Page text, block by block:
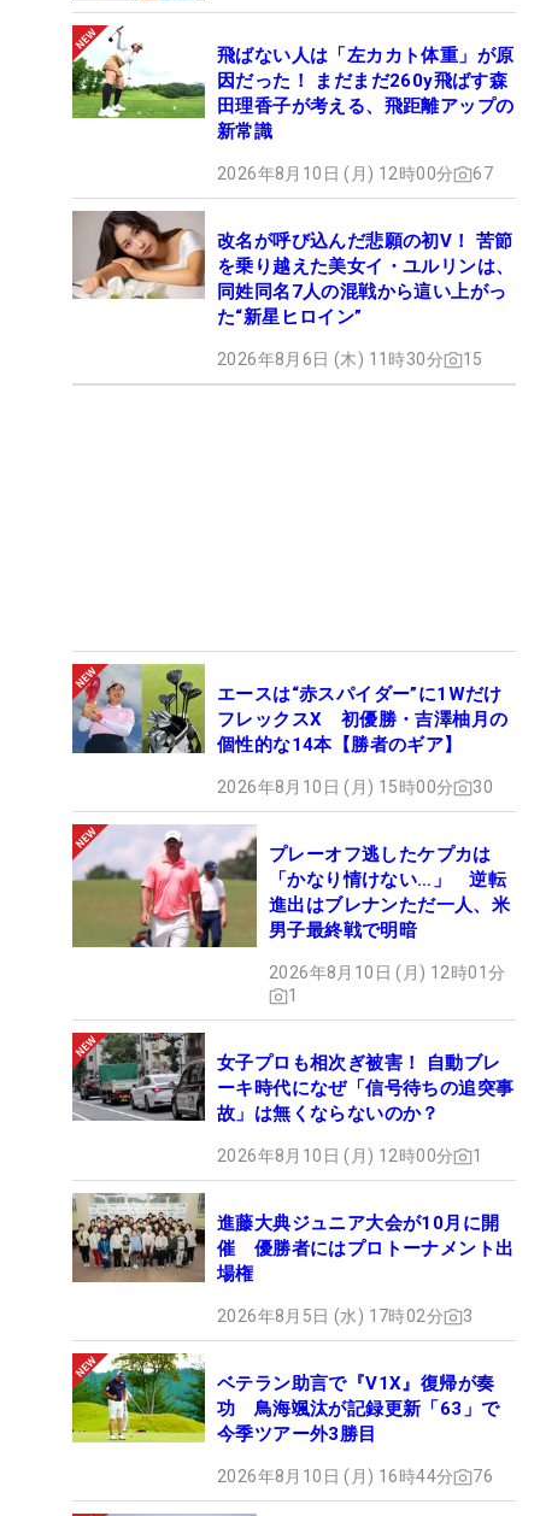
飛ばない人は「左カカト体重」が原
因だった！ まだまだ260y飛ばす森
田理香子が考える、飛距離アップの
新常識
2026年8月10日 (月) 12時00分 67
改名が呼び込んだ悲願の初V！ 苦節
を乗り越えた美女イ・ユルリンは、
同姓同名7人の混戦から這い上がっ
た“新星ヒロイン”
2026年8月6日 (木) 11時30分 15
エースは“赤スパイダー”に1Wだけ
フレックスX 初優勝・吉澤柚月の
個性的な14本【勝者のギア】
2026年8月10日 (月) 15時00分 30
プレーオフ逃したケプカは
「かなり情けない…」 逆転
進出はブレナンただ一人、米
男子最終戦で明暗
2026年8月10日 (月) 12時01分
1
女子プロも相次ぎ被害！ 自動ブレ
ーキ時代になぜ「信号待ちの追突事
故」は無くならないのか？
2026年8月10日 (月) 12時00分 1
進藤大典ジュニア大会が10月に開
催 優勝者にはプロトーナメント出
場権
2026年8月5日 (水) 17時02分 3
ベテラン助言で『V1X』復帰が奏
功 鳥海颯汰が記録更新「63」で
今季ツアー外3勝目
2026年8月10日 (月) 16時44分 76